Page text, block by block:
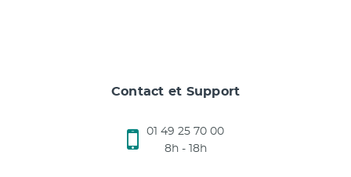
Contact et Support
01 49 25 70 00
8h - 18h